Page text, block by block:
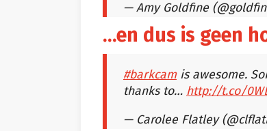
— Amy Goldfine
…en dus is geen
#barkcamis awesome.
thanks to… http://t.co/
— Carolee Flatley